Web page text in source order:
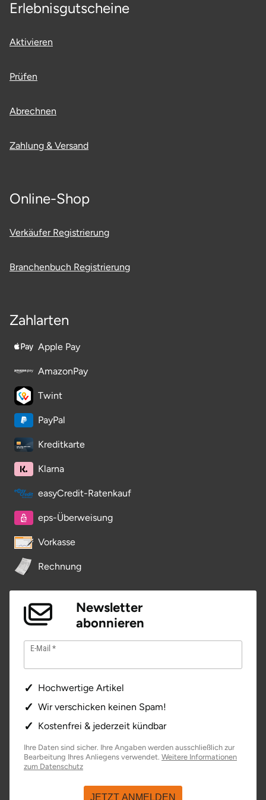
Erlebnisgutscheine
Aktivieren
Prüfen
Abrechnen
Zahlung & Versand
Online-Shop
Verkäufer Registrierung
Branchenbuch Registrierung
Zahlarten
Apple Pay
AmazonPay
Twint
PayPal
Kreditkarte
Klarna
easyCredit-Ratenkauf
eps-Überweisung
Vorkasse
Rechnung
Newsletter
abonnieren
E-Mail
Hochwertige Artikel
Wir verschicken keinen Spam!
Kostenfrei & jederzeit kündbar
Ihre Daten sind sicher. Ihre Angaben werden ausschließlich zur
Bearbeitung Ihres Anliegens verwendet. Weitere Informationen
zum Datenschutzöffnet in neuem Fenster
JETZT ANMELDEN
Neumünster
Nidda
Passau
Pforzheim
Pinneberg
Plön
Potsdam
Potsdam-Mittelmark
Prignitz
Regensburg
Rheine
Rostock
Rottweil